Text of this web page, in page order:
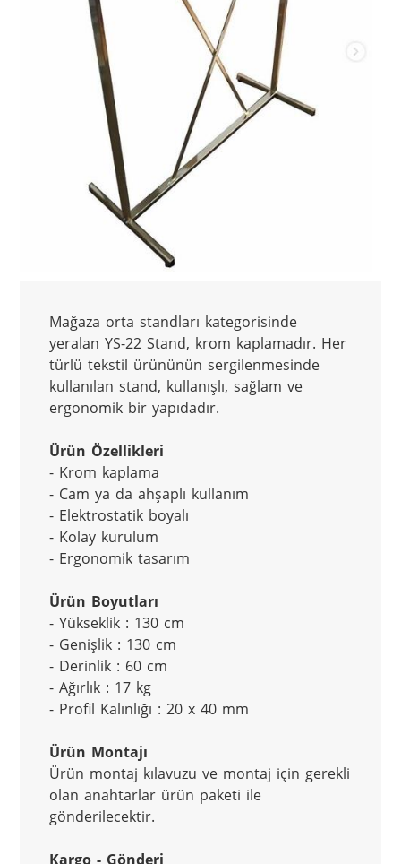
Mağaza orta standları kategorisinde
yeralan YS-22 Stand, krom kaplamadır. Her
türlü tekstil ürününün sergilenmesinde
kullanılan stand, kullanışlı, sağlam ve
ergonomik bir yapıdadır.
Ürün Özellikleri
- Krom kaplama
- Cam ya da ahşaplı kullanım
- Elektrostatik boyalı
- Kolay kurulum
- Ergonomik tasarım
Ürün Boyutları
- Yükseklik : 130 cm
- Genişlik : 130 cm
- Derinlik : 60 cm
- Ağırlık : 17 kg
- Profil Kalınlığı : 20 x 40 mm
Ürün Montajı
Ürün montaj kılavuzu ve montaj için gerekli
olan anahtarlar ürün paketi ile
gönderilecektir.
Kargo - Gönderi